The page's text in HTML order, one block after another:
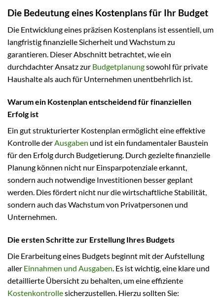
Die Bedeutung eines Kostenplans für Ihr Budget
Die Entwicklung eines präzisen Kostenplans ist essentiell, um
langfristig finanzielle Sicherheit und Wachstum zu
garantieren. Dieser Abschnitt betrachtet, wie ein
durchdachter Ansatz zur Budgetplanungsowohl für private
Haushalte als auch für Unternehmen unentbehrlich ist.
Warum ein Kostenplan entscheidend für finanziellen
Erfolg ist
Ein gut strukturierter Kostenplan ermöglicht eine effektive
Kontrolle derAusgaben und ist ein fundamentaler Baustein
für den Erfolg durch Budgetierung. Durch gezielte finanzielle
Planung können nicht nur Einsparpotenziale erkannt,
sondern auch notwendige Investitionen besser geplant
werden. Dies fördert nicht nur die wirtschaftliche Stabilität,
sondern auch das Wachstum von Privatpersonen und
Unternehmen.
Die ersten Schritte zur Erstellung Ihres Budgets
Die Erarbeitung eines Budgets beginnt mit der Aufstellung
aller Einnahmen und Ausgaben. Es ist wichtig, eine klare und
detaillierte Übersicht zu behalten, um eine effiziente
Kostenkontrollesicherzustellen. Hierzu sollten Sie: